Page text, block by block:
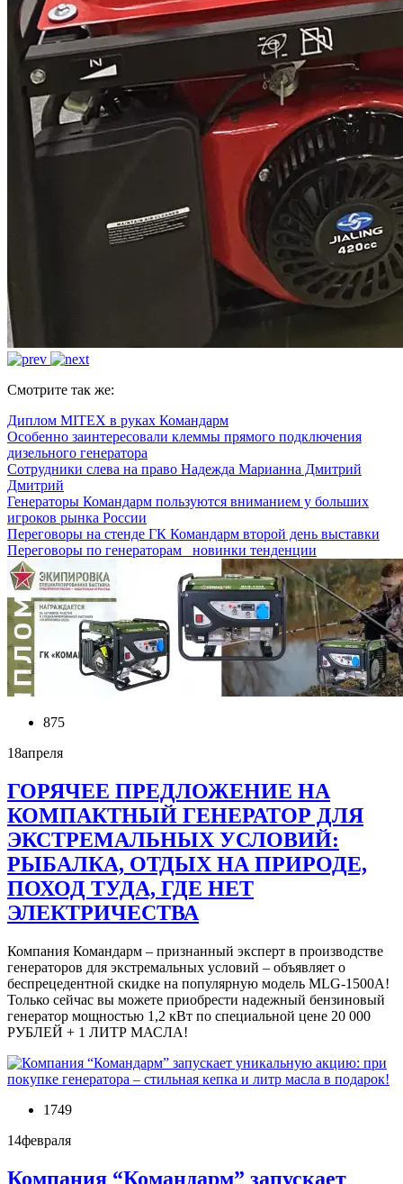
Смотрите так же:
Диплом MITEX в руках Командарм
Особенно заинтересовали клеммы прямого подключения
дизельного генератора
Сотрудники слева на право Надежда Марианна Дмитрий
Дмитрий
Генераторы Командарм пользуются вниманием у больших
игроков рынка России
Переговоры на стенде ГК Командарм второй день выставки
Переговоры по генераторам_ новинки тенденции
875
18апреля
ГОРЯЧЕЕ ПРЕДЛОЖЕНИЕ НА
КОМПАКТНЫЙ ГЕНЕРАТОР ДЛЯ
ЭКСТРЕМАЛЬНЫХ УСЛОВИЙ:
РЫБАЛКА, ОТДЫХ НА ПРИРОДЕ,
ПОХОД ТУДА, ГДЕ НЕТ
ЭЛЕКТРИЧЕСТВА
Компания Командарм – признанный эксперт в производстве
генераторов для экстремальных условий – объявляет о
беспрецедентной скидке на популярную модель MLG-1500A!
Только сейчас вы можете приобрести надежный бензиновый
генератор мощностью 1,2 кВт по специальной цене 20 000
РУБЛЕЙ + 1 ЛИТР МАСЛА!
1749
14февраля
Компания “Командарм” запускает